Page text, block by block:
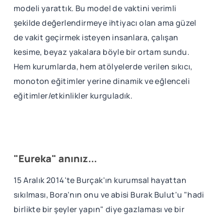
modeli yarattık. Bu model de vaktini verimli
şekilde değerlendirmeye ihtiyacı olan ama güzel
de vakit geçirmek isteyen insanlara, çalışan
kesime, beyaz yakalara böyle bir ortam sundu.
Hem kurumlarda, hem atölyelerde verilen sıkıcı,
monoton eğitimler yerine dinamik ve eğlenceli
eğitimler/etkinlikler kurguladık.
"Eureka" anınız...
15 Aralık 2014'te Burçak'ın kurumsal hayattan
sıkılması, Bora'nın onu ve abisi Burak Bulut'u "hadi
birlikte bir şeyler yapın" diye gazlaması ve bir